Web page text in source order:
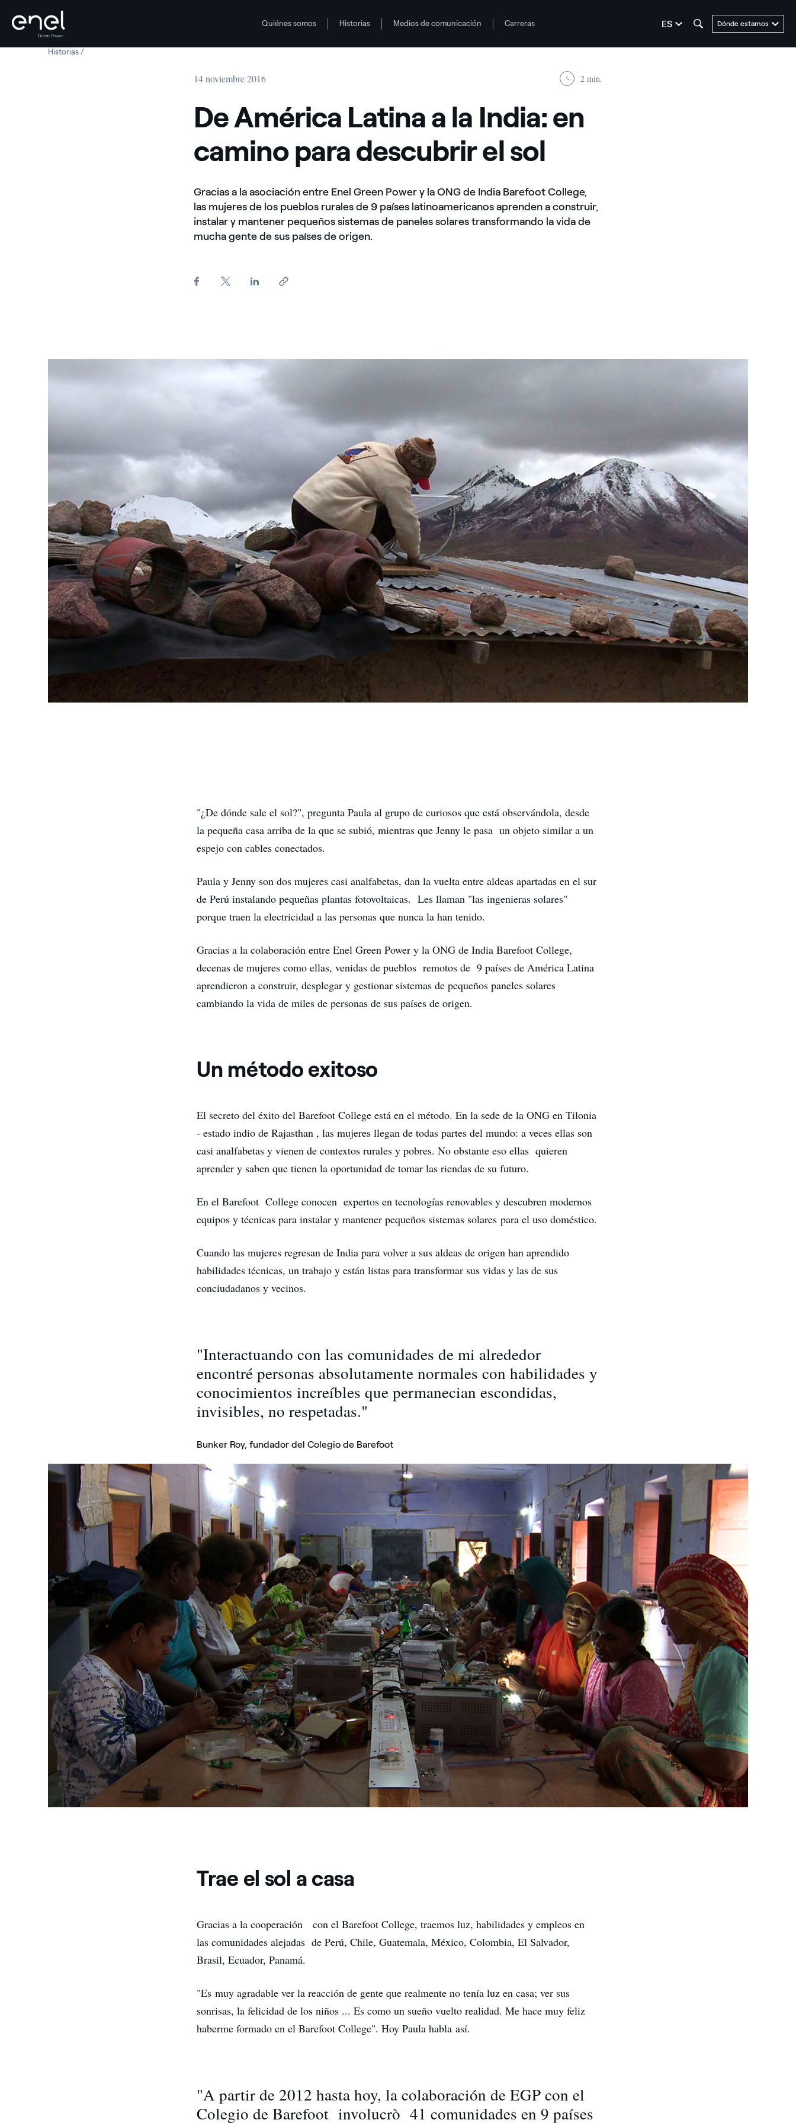
Saltar al contenido
Quiénes somos Historias Medios de comunicación Carreras seleziona la lingua
ES Dónde estamos
HistoriasDe América Latina a la India: en camino para descubrir el sol
14 noviembre 2016 2 min.
De América Latina a la India: en
camino para descubrir el sol
Gracias a la asociación entre Enel Green Power y la ONG de India Barefoot College,
las mujeres de los pueblos rurales de 9 países latinoamericanos aprenden a construir,
instalar y mantener pequeños sistemas de paneles solares transformando la vida de
mucha gente de sus países de origen.
"¿De dónde sale el sol?", pregunta Paula al grupo de curiosos que está observándola, desde
la pequeña casa arriba de la que se subió, mientras que Jenny le pasa un objeto similar a un
espejo con cables conectados.
Paula y Jenny son dos mujeres casi analfabetas, dan la vuelta entre aldeas apartadas en el sur
de Perú instalando pequeñas plantas fotovoltaicas. Les llaman "las ingenieras solares"
porque traen la electricidad a las personas que nunca la han tenido.
Gracias a la colaboración entre Enel Green Power y la ONG de India Barefoot College,
decenas de mujeres como ellas, venidas de pueblos remotos de 9 países de América Latina
aprendieron a construir, desplegar y gestionar sistemas de pequeños paneles solares
cambiando la vida de miles de personas de sus países de origen.
Un método exitoso
El secreto del éxito del Barefoot College está en el método. En la sede de la ONG en Tilonia
- estado indio de Rajasthan , las mujeres llegan de todas partes del mundo: a veces ellas son
casi analfabetas y vienen de contextos rurales y pobres. No obstante eso ellas quieren
aprender y saben que tienen la oportunidad de tomar las riendas de su futuro.
En el Barefoot College conocen expertos en tecnologías renovables y descubren modernos
equipos y técnicas para instalar y mantener pequeños sistemas solares para el uso doméstico.
Cuando las mujeres regresan de India para volver a sus aldeas de origen han aprendido
habilidades técnicas, un trabajo y están listas para transformar sus vidas y las de sus
conciudadanos y vecinos.
"Interactuando con las comunidades de mi alrededor
encontré personas absolutamente normales con habilidades y
conocimientos increíbles que permanecian escondidas,
invisibles, no respetadas."
Bunker Roy, fundador del Colegio de Barefoot
Trae el sol a casa
Gracias a la cooperación con el Barefoot College, traemos luz, habilidades y empleos en
las comunidades alejadas de Perú, Chile, Guatemala, México, Colombia, El Salvador,
Brasil, Ecuador, Panamá.
"Es muy agradable ver la reacción de gente que realmente no tenía luz en casa; ver sus
sonrisas, la felicidad de los niños ... Es como un sueño vuelto realidad. Me hace muy feliz
haberme formado en el Barefoot College". Hoy Paula habla así.
"A partir de 2012 hasta hoy, la colaboración de EGP con el
Colegio de Barefoot involucrò 41 comunidades en 9 países